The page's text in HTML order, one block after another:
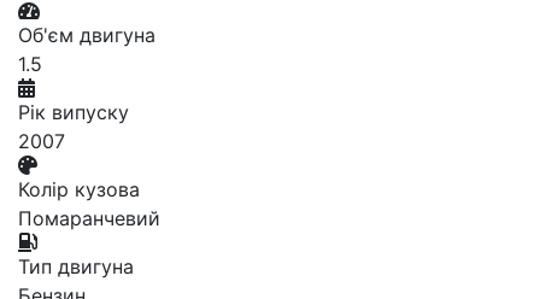
Об'єм двигуна
1.5
Рік випуску
2007
Колір кузова
Помаранчевий
Тип двигуна